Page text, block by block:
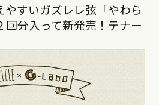
やすいガズレレ弦「やわら
回分入って新発売！テナー